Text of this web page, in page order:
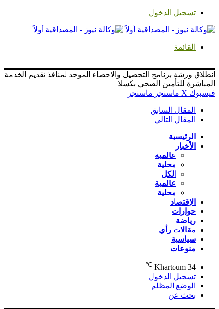
تسجيل الدخول
القائمة
انطلاق ورشة برنامج التحصيل والاحصاء الموحد لمنافذ تقديم الخدمة
المباشرة للتأمين الصحي بكسلا
فيسبوك ‫X ماسنجر ماسنجر
المقال السابق
المقال التالي
الرئيسية
الأخبار
عالمية
محلية
الكل
عالمية
محلية
الإقتصاد
حوارات
رياضة
مقالات رأي
سياسية
منوعات
Khartoum 34
℃
تسجيل الدخول
الوضع المظلم
بحث عن